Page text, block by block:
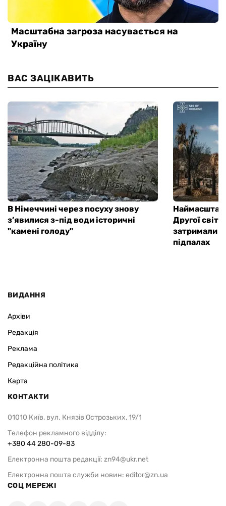
ВАС ЗАЦІКАВИТЬ
В Німеччині через посуху знову
з’явилися з-під води історичні
"камені голоду"
Другої
затримали
підпалах
ВИДАННЯ
Архіви
Редакція
Реклама
Редакційна політика
Карта
КОНТАКТИ
01010 Київ, вул. Князів Острозьких, 19/1
Телефон рекламного відділу:
+380 44 280-09-83
Електронна пошта редакції: zn94@ukr.net
Електронна пошта служби новин: editor@zn.ua
СОЦ МЕРЕЖІ